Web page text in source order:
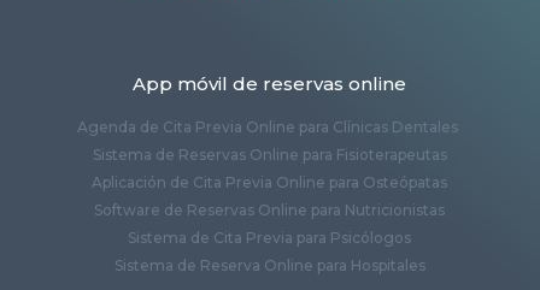
App móvil de reservas online
Agenda de Cita Previa Online para Clínicas Dentales
Sistema de Reservas Online para Fisioterapeutas
Aplicación de Cita Previa Online para Osteópatas
Software de Reservas Online para Nutricionistas
Sistema de Cita Previa para Psicólogos
Sistema de Reserva Online para Hospitales